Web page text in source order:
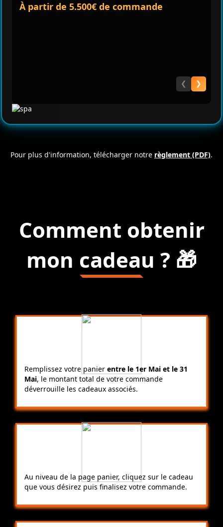
À partir de 5.500€ de commande
❮ ❯
Pour plus d'information, télécharger notre règlement (PDF).
Comment obtenir
mon cadeau ? 🎁
Remplissez votre panierentre le 1er Mai et le 31
Mai, le montant total de votre commande
déverrouille les cadeaux associés.
Au niveau de la page panier, cliquez sur le cadeau
que vous désirez puis finalisez votre commande.